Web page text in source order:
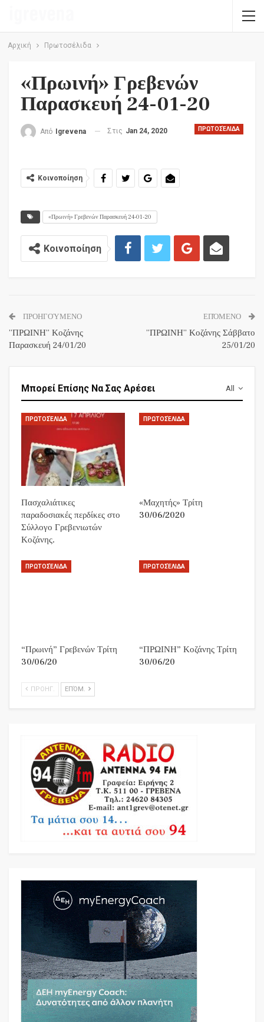
Αρχική Πρωτοσέλιδα
«Πρωινή» Γρεβενών
Παρασκευή 24-01-20
ΠΡΩΤΟΣΈΛΙΔΑ
Από Igrevena Στις Jan 24, 2020
Κοινοποίηση
«Πρωινή» Γρεβενών Παρασκευή 24-01-20
Κοινοποίηση
ΠΡΟΗΓΟΎΜΕΝΟ
”ΠΡΩΙΝΗ” Κοζάνης
Παρασκευή 24/01/20
ΕΠΌΜΕΝΟ
”ΠΡΩΙΝΗ” Κοζάνης Σάββατο
25/01/20
All
Μπορεί Επίσης Να Σας Αρέσει
ΠΡΩΤΟΣΈΛΙΔΑ
Πασχαλιάτικες
παραδοσιακές περδίκες στο
Σύλλογο Γρεβενιωτών
Κοζάνης.
ΠΡΩΤΟΣΈΛΙΔΑ
«Μαχητής» Τρίτη
30/06/2020
ΠΡΩΤΟΣΈΛΙΔΑ
“Πρωινή” Γρεβενών Τρίτη
30/06/20
ΠΡΩΤΟΣΈΛΙΔΑ
“ΠΡΩΙΝΗ” Κοζάνης Τρίτη
30/06/20
ΠΡΟΗΓ. ΕΠΌΜ.